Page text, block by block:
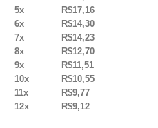
5x
R$17,16
6x
R$14,30
7x
R$14,23
8x
R$12,70
9x
R$11,51
10x
R$10,55
11x
R$9,77
12x
R$9,12